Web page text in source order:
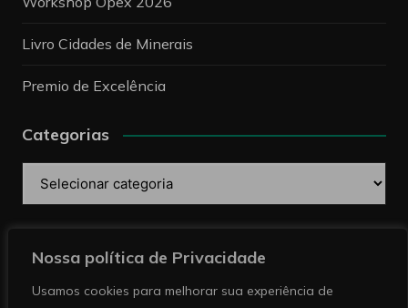
Nossa política de Privacidade
Usamos cookies para melhorar sua experiência de
Livro Cidades de Minerais
Premio de Excelência
Categorias